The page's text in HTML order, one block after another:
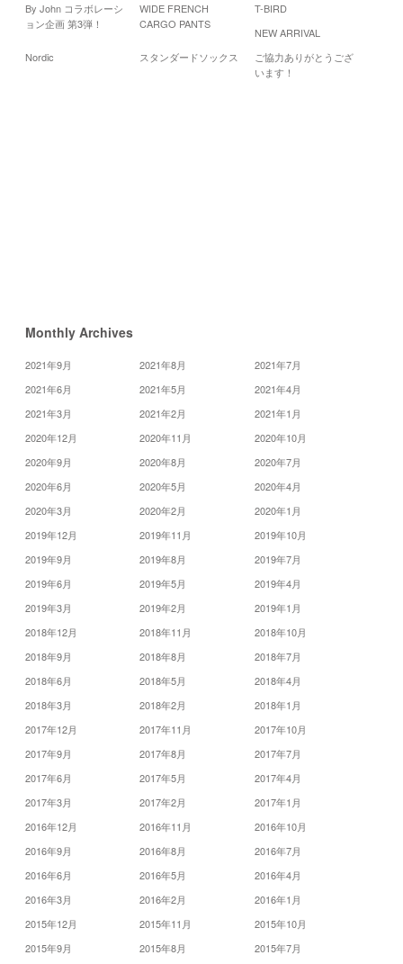
By John コラボレーシ
ョン企画 第3弾！
WIDE FRENCH
CARGO PANTS
T-BIRD
NEW ARRIVAL
Nordic
スタンダードソックス
ご協力ありがとうござ
います！
Monthly Archives
2021年9月 2021年8月
2021年7月
2021年6月
2021年5月
2021年4月
2021年3月
2021年2月
2021年1月
2020年12月
2020年11月
2020年10月
2020年9月
2020年8月
2020年7月
2020年6月
2020年5月
2020年4月
2020年3月
2020年2月
2020年1月
2019年12月
2019年11月
2019年10月
2019年9月
2019年8月
2019年7月
2019年6月
2019年5月
2019年4月
2019年3月
2019年2月
2019年1月
2018年12月
2018年11月
2018年10月
2018年9月
2018年8月
2018年7月
2018年6月
2018年5月
2018年4月
2018年3月
2018年2月
2018年1月
2017年12月
2017年11月
2017年10月
2017年9月
2017年8月
2017年7月
2017年6月
2017年5月
2017年4月
2017年3月
2017年2月
2017年1月
2016年12月
2016年11月
2016年10月
2016年9月
2016年8月
2016年7月
2016年6月
2016年5月
2016年4月
2016年3月
2016年2月
2016年1月
2015年12月
2015年11月
2015年10月
2015年9月
2015年8月
2015年7月